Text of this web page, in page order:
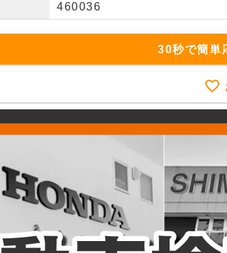
460036
30秒で簡単